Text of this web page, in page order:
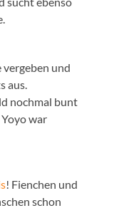
und
aus.
nochmal bunt
war
! Fienchen und
schon